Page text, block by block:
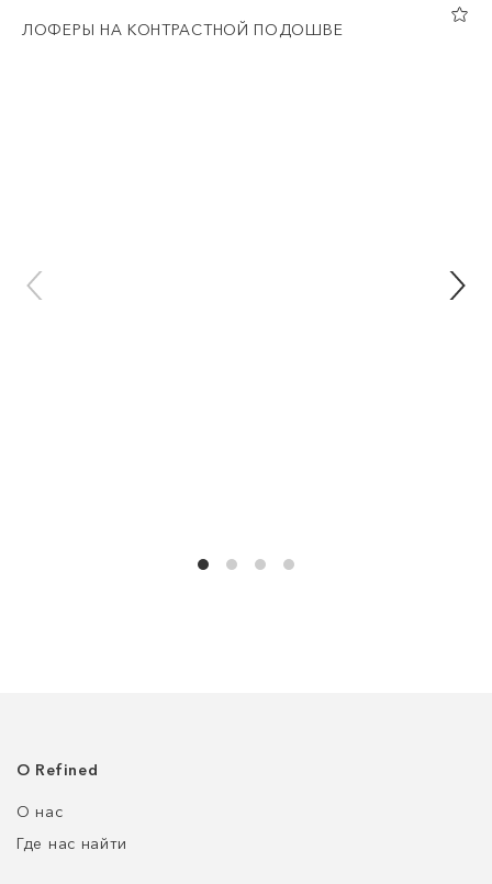
ЛОФЕРЫ НА КОНТРАСТНОЙ ПОДОШВЕ
О Refined
О нас
Где нас найти